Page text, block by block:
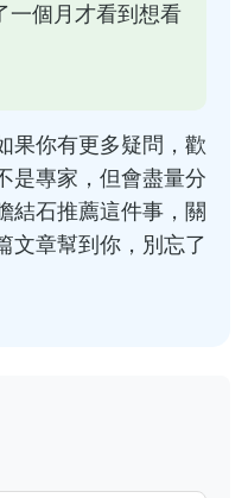
一個月才看到想看
果你有更多疑問，歡
專家，但會盡量分
結石推薦這件事，關
文章幫到你，別忘了